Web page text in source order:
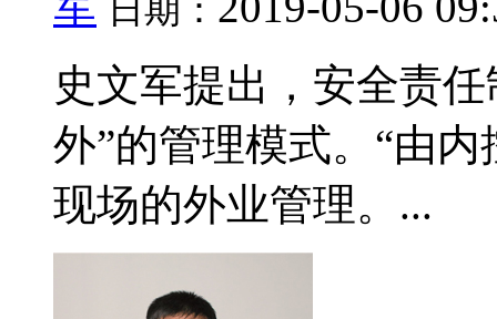
日期：
史文军提出，安全责
外”的管理模式。“由
现场的外业管理。...